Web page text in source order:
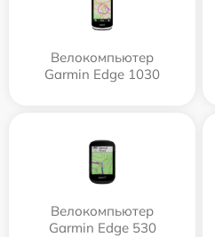
Велокомпьютер
Garmin Edge 1030
Велокомпьютер
Garmin Edge 530